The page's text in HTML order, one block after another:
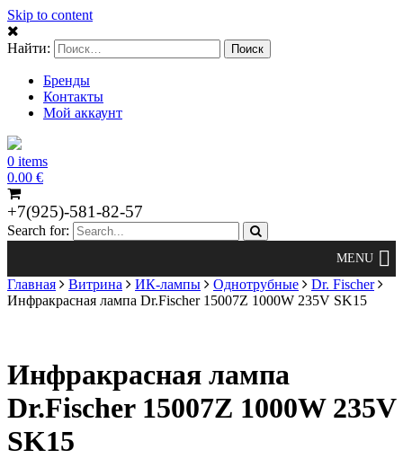
Skip to content
Найти:
Бренды
Контакты
Мой аккаунт
0 items
0.00 €
+7(925)-581-82-57
Search for:
Главная Витрина ИК-лампы Однотрубные
Dr. Fischer
Инфракрасная лампа Dr.Fischer 15007Z 1000W 235V SK15
Инфракрасная лампа
Dr.Fischer 15007Z 1000W 235V
SK15